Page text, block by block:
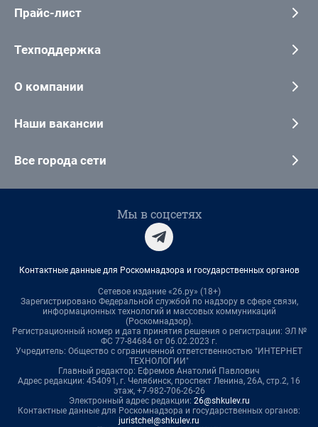
Прайс-лист
Техподдержка
О компании
Наши вакансии
Все города сети
Мы в соцсетях
Контактные данные для Роскомнадзора и государственных органов
Сетевое издание «26.ру» (18+)
Зарегистрировано Федеральной службой по надзору в сфере связи,
информационных технологий и массовых коммуникаций
(Роскомнадзор).
Регистрационный номер и дата принятия решения о регистрации: ЭЛ №
ФС 77-84684 от 06.02.2023 г.
Учредитель: Общество с ограниченной ответственностью "ИНТЕРНЕТ
ТЕХНОЛОГИИ"
Главный редактор: Ефремов Анатолий Павлович
Адрес редакции: 454091, г. Челябинск, проспект Ленина, 26А, стр.2, 16
этаж, +7-982-706-26-26
Электронный адрес редакции: 26@shkulev.ru
Контактные данные для Роскомнадзора и государственных органов:
juristchel@shkulev.ru